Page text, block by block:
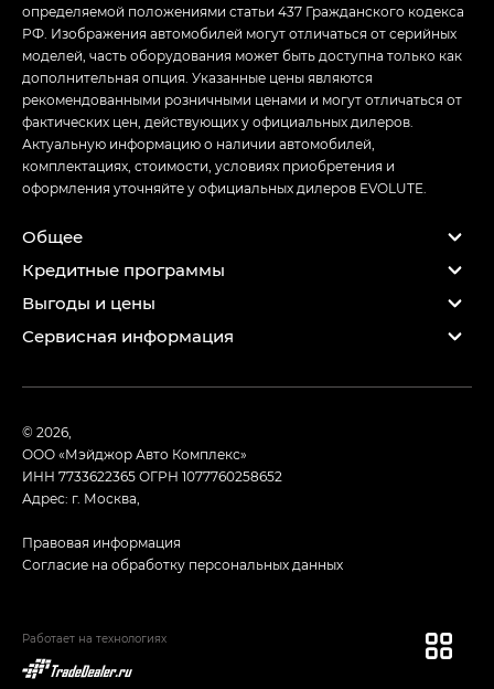
определяемой положениями статьи 437 Гражданского кодекса
РФ. Изображения автомобилей могут отличаться от серийных
моделей, часть оборудования может быть доступна только как
дополнительная опция. Указанные цены являются
рекомендованными розничными ценами и могут отличаться от
фактических цен, действующих у официальных дилеров.
Актуальную информацию о наличии автомобилей,
комплектациях, стоимости, условиях приобретения и
оформления уточняйте у официальных дилеров EVOLUTE.
Общее
Кредитные программы
Выгоды и цены
Сервисная информация
© 2026,
ООО «Мэйджор Авто Комплекс»
ИНН 7733622365ОГРН 1077760258652
Адрес: г. Москва,
Правовая информация
Согласие на обработку персональных данных
Работает на технологиях